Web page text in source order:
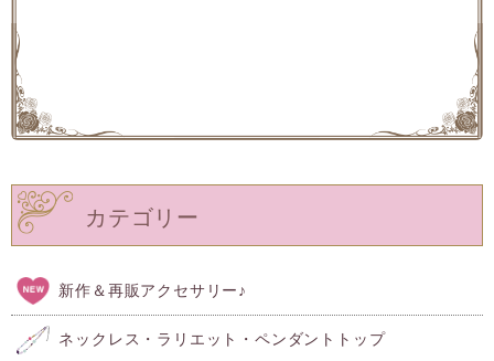
カテゴリー
新作＆再販アクセサリー♪
ネックレス・ラリエット・ペンダントトップ